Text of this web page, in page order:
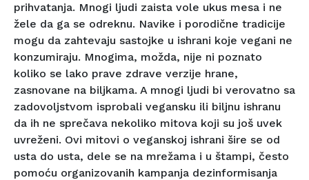
prihvatanja. Mnogi ljudi zaista vole ukus mesa i ne
žele da ga se odreknu. Navike i porodične tradicije
mogu da zahtevaju sastojke u ishrani koje vegani ne
konzumiraju. Mnogima, možda, nije ni poznato
koliko se lako prave zdrave verzije hrane,
zasnovane na biljkama. A mnogi ljudi bi verovatno sa
zadovoljstvom isprobali vegansku ili biljnu ishranu
da ih ne sprečava nekoliko mitova koji su još uvek
uvreženi. Ovi mitovi o veganskoj ishrani šire se od
usta do usta, dele se na mrežama i u štampi, često
pomoću organizovanih kampanja dezinformisanja